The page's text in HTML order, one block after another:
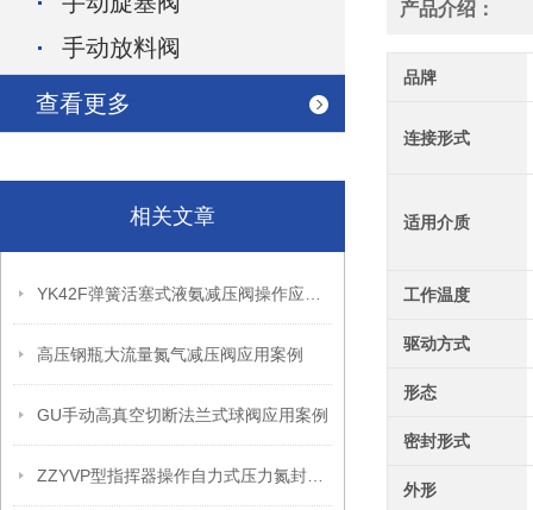
手动放料阀
查看更多
相关文章
高压钢瓶大流量氮气减压阀应用案例
GU手动高真空切断法兰式球阀应用案例
产品介绍：
品牌
连接形式
适用介质
工作温度
驱动方式
形态
密封形式
外形